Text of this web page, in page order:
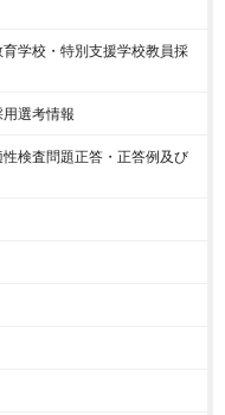
学校・特別支援学校教員採
選考情報
検査問題正答・正答例及び